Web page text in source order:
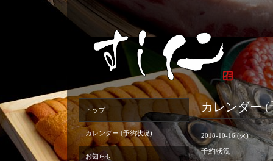
カレンダー
2018-10-16 (火)
予約状況
トップ
カレンダー (予約状況)
お知らせ